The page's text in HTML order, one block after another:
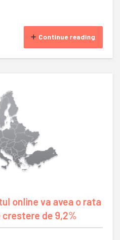
Continue reading
online va avea o rata
de 9,2%